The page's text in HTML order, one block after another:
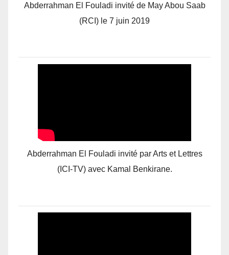
Abderrahman El Fouladi invité de May Abou Saab
(RCI) le 7 juin 2019
Abderrahman El Fouladi invité par Arts et Lettres
(ICI-TV) avec Kamal Benkirane.